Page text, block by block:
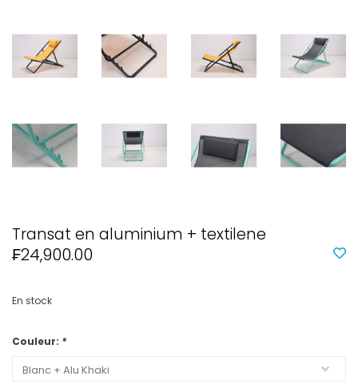
Transat en aluminium + textilene
₣24,900.00
En stock
Couleur: *